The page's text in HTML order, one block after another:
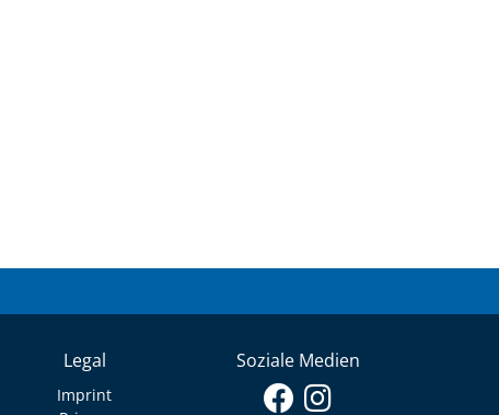
Legal
Imprint
Soziale Medien